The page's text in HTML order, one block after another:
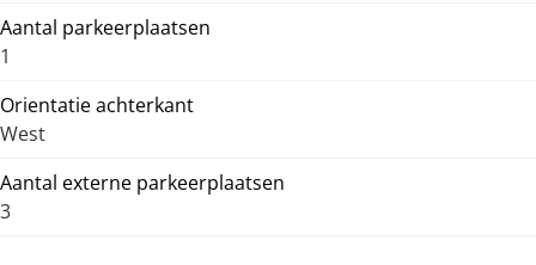
Aantal parkeerplaatsen
1
Orientatie achterkant
West
Aantal externe parkeerplaatsen
3